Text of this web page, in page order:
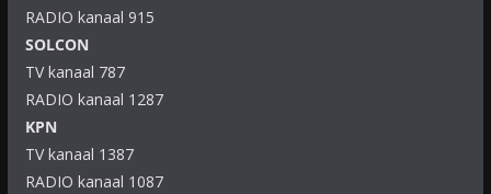
RADIO kanaal 915
SOLCON
TV kanaal 787
RADIO kanaal 1287
KPN
TV kanaal 1387
RADIO kanaal 1087